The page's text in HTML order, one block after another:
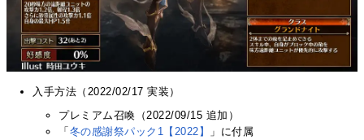
入手方法（2022/02/17 実装）
プレミアム召喚（2022/09/15 追加）
「 冬の感謝祭パック1【2022】 」に付属